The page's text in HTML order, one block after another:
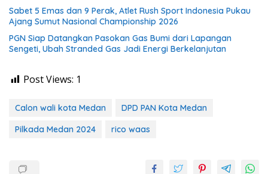
Sabet 5 Emas dan 9 Perak, Atlet Rush Sport Indonesia Pukau
Ajang Sumut Nasional Championship 2026
PGN Siap Datangkan Pasokan Gas Bumi dari Lapangan
Sengeti, Ubah Stranded Gas Jadi Energi Berkelanjutan
Post Views: 1
Calon wali kota Medan
DPD PAN Kota Medan
Pilkada Medan 2024
rico waas